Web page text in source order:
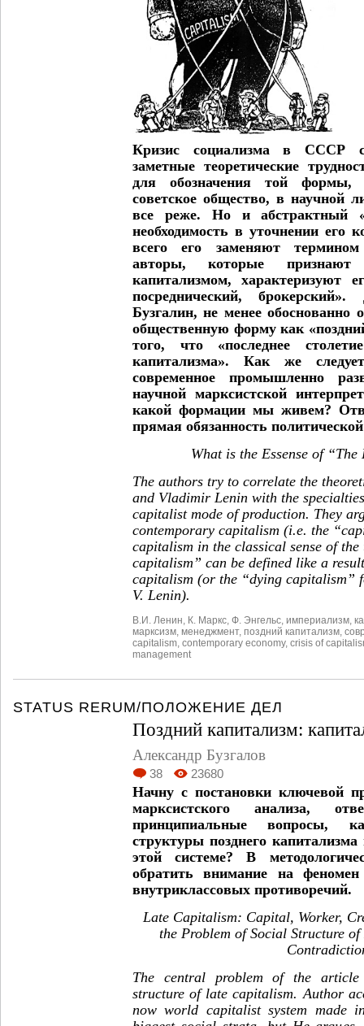
Кризис социализма в СССР
заметные теоретические
для обозначения той формы,
советское общество, в научной
все реже. Но и абстрактный
необходимость в уточнении его
всего его заменяют термином
авторы, которые признают
капитализмом, характеризуют
посреднический,
Бузгалин, не менее обоснованно
общественную форму как
того, что «последнее
капитализма». Как же
современное промышленно
научной марксистской
какой формации мы живем?
прямая обязанность
What is the Essense of
The authors try to correlate the
and Vladimir Lenin with the
capitalist mode of production. They
contemporary capitalism (i.e. the
capitalism in the classical sense of
capitalism” can be defined like a
capitalism (or the “dying capitalism”
V. Lenin).
В.И. Ленин К. Маркс Ф. Энгельс империализм
марксизм менеджмент, поздний капитализм
capitalism contemporary economy, crisis of
management
STATUS RERUM/ПОЛОЖЕНИЕ ДЕЛ
Поздний капитализм:
Александр Бузгалов
38 23680
Начну с постановки ключевой
марксистского анализа,
принципиальные вопросы,
структуры позднего
этой системе?В
обратить внимание на фено
внутриклассовых противоречий.
Late Capitalism: Capital, Worker,
the Problem of Social Structure
The central problem of the
structure of late capitalism. Author
now world capitalist system made